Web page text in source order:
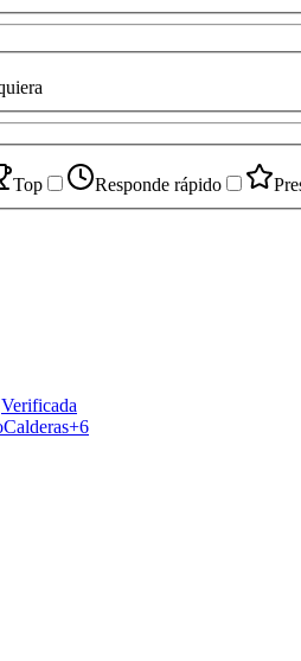
Top Responde rápido
Verificada
Calderas+6